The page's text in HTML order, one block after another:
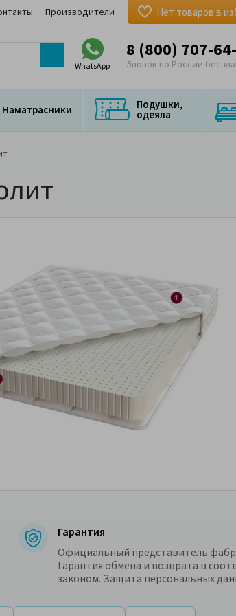
Производители Нет товаров в
WhatsApp
8 (800) 707-
Звонок по России
Наматрасники Подушки,
одеяла
Гарантия
Официальный представитель
Гарантия обмена и возврата в
законом. Защита персональных